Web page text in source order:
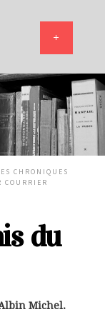
CHRONIQUES
COURRIER
du
Michel.